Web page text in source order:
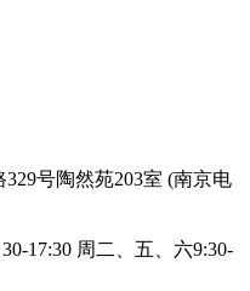
号陶然苑203室 (南京电
17:30 周二、五、六9:30-